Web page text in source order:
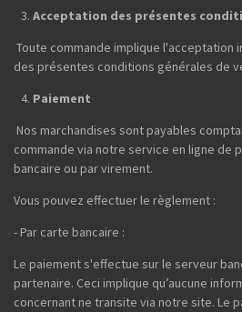
Acceptation des présentes
Toute commande implique l'acceptation
des présentes conditions générales de
Paiement
Nos marchandises sont payables
commande via notre service en ligne de
bancaire ou par virement.
Vous pouvez effectuer le règlement :
- Par carte bancaire :
Le paiement s'effectue sur le serveur
partenaire. Ceci implique qu’aucune
concernant ne transite via notre site. Le